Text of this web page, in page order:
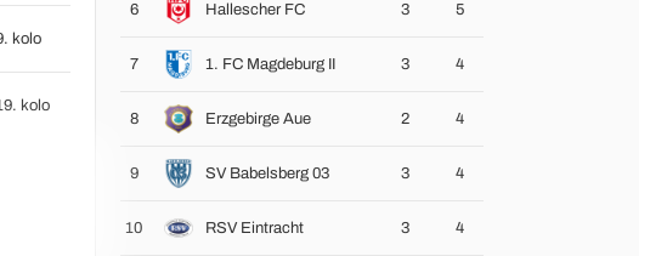
kolo
kolo
6 Hallescher FC 3 5
7 1. FC Magdeburg II 3 4
8 Erzgebirge Aue 2 4
9 SV Babelsberg 03 3 4
10 RSV Eintracht 3 4